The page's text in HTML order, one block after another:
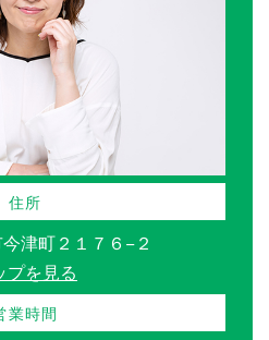
住所
津町２１７６−２
プを見る
業時間